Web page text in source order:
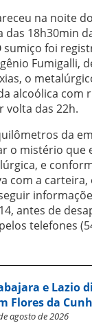
na noite
18h30min
sumiço foi
Fumigalli,
o
alcoólica
volta das 22h.
da
o mistério que
e
com a
antes de
telefones
e Lazio
Flores da
agosto de 2026